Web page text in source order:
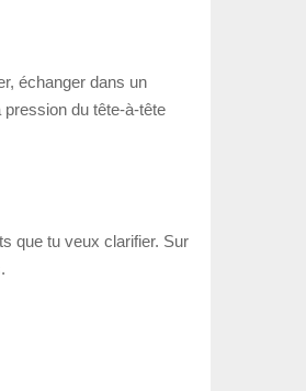
échanger dans un
du tête-à-tête
que tu veux clarifier. Sur